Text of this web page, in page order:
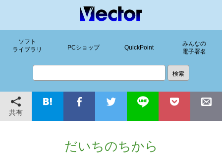
ソフト
ライブラリ
PCショップ QuickPoint
みんなの
電子署名
共有
だいちのちから